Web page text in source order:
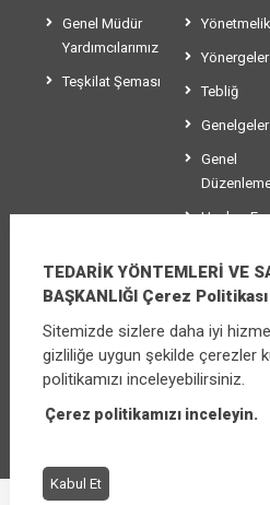
Genel Müdür
Yardımcılarımız
Teşkilat Şeması
Yönetmelik
Yönergeler
Tebliğ
Genelgeler
Genel
Usul ve
TEDARİK
DAİRE
Üniversiteler Mahallesi
Caddesi No:3
TEDARİK YÖNTEMLERİ VE
BAŞKANLIĞI Çerez Politikası
Sitemizde sizlere daha iyi
gizliliğe uygun şekilde çerezler
politikamızı inceleyebilirsiniz.
Çerez politikamızı inceleyin.
Kabul Et